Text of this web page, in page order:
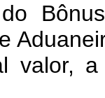
valor,